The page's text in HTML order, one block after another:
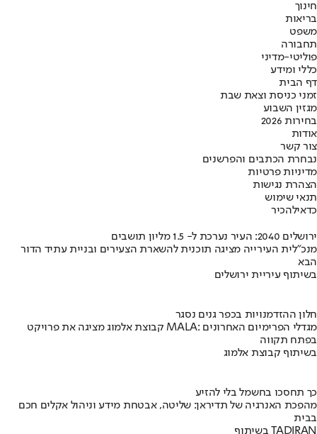
חינוך
בריאות
משפט
תחבורה
פוליטי-מדיני
כללי ומידע
דף הבית
זמני כניסת וצאת שבת
מגזין השבוע
בחירות 2026
אודות
צור קשר
נבחרת הכתבים והפרשנים
מדיניות פרטיות
הצהרת נגישות
תנאי שימוש
כדאילהכיר
ירושלים 2040: העיר נערכת ל- 1.5 מליון תושבים
מנכ"לית העירייה מציגה תוכנית להשארת הצעירים ובניית עתיד הדור
הבא
בשיתוף עיריית ירושלים
חלון ההזדמנויות בכפר גנים נסגר
קבוצת אלמוג מציגה את פרויקט MALA: מגדלי הפרימיום האחרונים
בפתח תקווה
בשיתוף קבוצת אלמוג
כך תחסכו בחשמל בלי להזיע
מהפכת האנרגיה של תדיראן: שליטה, אבטחת מידע וניהול אקלים חכם
בבית
בשיתוף TADIRAN